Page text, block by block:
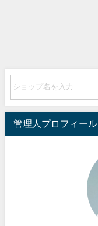
管理人プロフィール